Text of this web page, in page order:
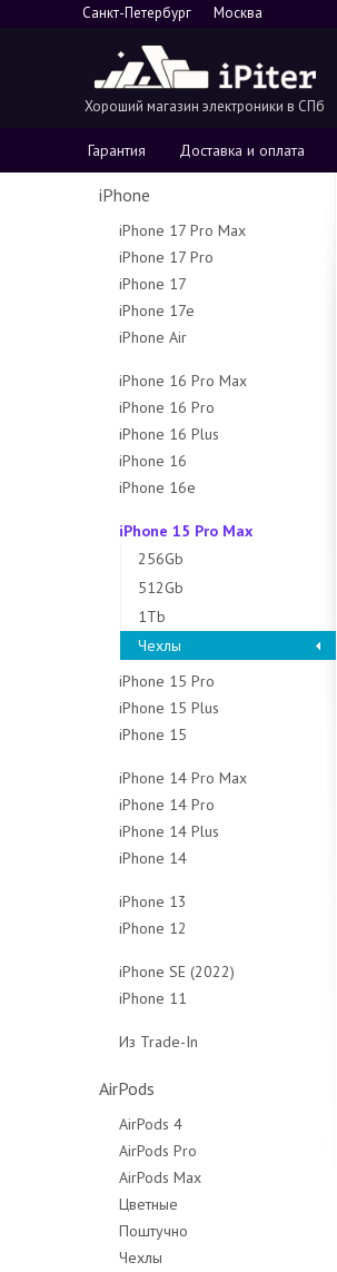
Санкт-Петербург Москва
Хороший магазин электроники в СПб
Гарантия Доставка и оплата
iPhone
iPhone 17 Pro Max
256Gb
512Gb
1Tb
2Tb
iPhone 17 Pro
256Gb
512Gb
1Tb
iPhone 17
256Gb
512Gb
iPhone 17e
256Gb
iPhone Air
iPhone 16 Pro Max
256Gb
512Gb
1Tb
Чехлы
iPhone 16 Pro
128Gb
256Gb
512Gb
Чехлы
iPhone 16 Plus
128Gb
256Gb
Чехлы
iPhone 16
128Gb
iPhone 16e
iPhone 15 Pro Max
256Gb
512Gb
1Tb
Чехлы
iPhone 15 Pro
128Gb
256Gb
Чехлы
iPhone 15 Plus
128Gb
Чехлы
iPhone 15
Чехлы
iPhone 14 Pro Max
128Gb
256Gb
512Gb
Чехлы
iPhone 14 Pro
128Gb
256Gb
iPhone 14 Plus
128Gb
iPhone 14
Чехлы
iPhone 13
128Gb
iPhone 12
Чехлы
iPhone SE (2022)
64Gb
Чехлы
Защитные стёкла
iPhone 11
Чехлы
Из Trade-In
AirPods
AirPods 4
AirPods Pro
AirPods Max
Цветные
Поштучно
Чехлы